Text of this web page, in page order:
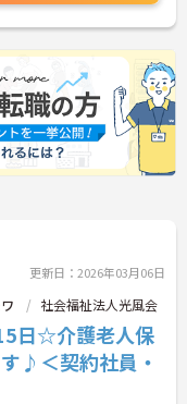
更新日：2026年03月06日
社会福祉法人光風会
日☆介護老人保
♪＜契約社員・